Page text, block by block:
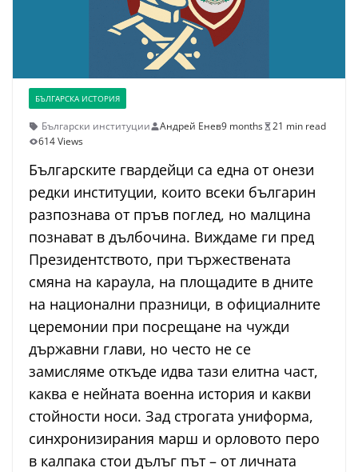
БЪЛГАРСКА ИСТОРИЯ
Български институции Андрей Енев9 months
21 min read
614 Views
Българските гвардейци са една от онези
редки институции, които всеки българин
разпознава от пръв поглед, но малцина
познават в дълбочина. Виждаме ги пред
Президентството, при тържествената
смяна на караула, на площадите в дните
на национални празници, в официалните
церемонии при посрещане на чужди
държавни глави, но често не се
замисляме откъде идва тази елитна част,
каква е нейната военна история и какви
стойности носи. Зад строгата униформа,
синхронизирания марш и орловото перо
в калпака стои дълъг път – от личната